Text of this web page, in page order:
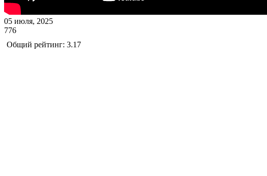
05 июля, 2025
776
Общий рейтинг: 3.17